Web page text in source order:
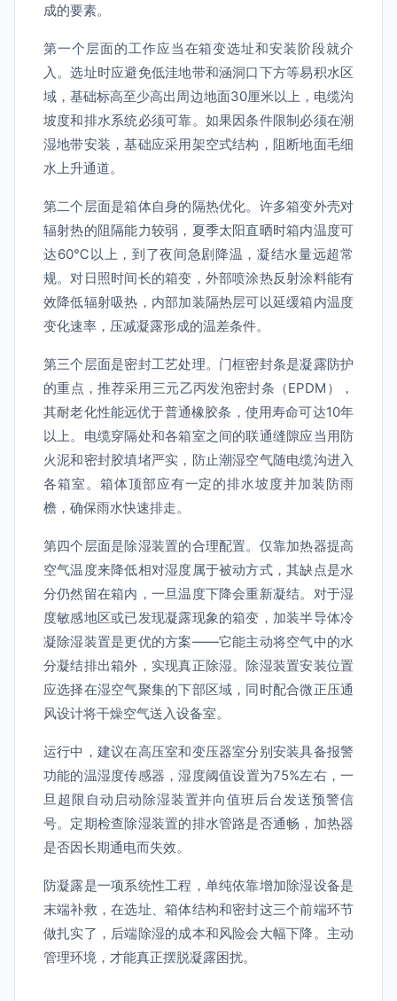
成的要素。
第一个层面的工作应当在箱变选址和安装阶段就介
入。选址时应避免低洼地带和涵洞口下方等易积水区
域，基础标高至少高出周边地面30厘米以上，电缆沟
坡度和排水系统必须可靠。如果因条件限制必须在潮
湿地带安装，基础应采用架空式结构，阻断地面毛细
水上升通道。
第二个层面是箱体自身的隔热优化。许多箱变外壳对
辐射热的阻隔能力较弱，夏季太阳直晒时箱内温度可
达60℃以上，到了夜间急剧降温，凝结水量远超常
规。对日照时间长的箱变，外部喷涂热反射涂料能有
效降低辐射吸热，内部加装隔热层可以延缓箱内温度
变化速率，压减凝露形成的温差条件。
第三个层面是密封工艺处理。门框密封条是凝露防护
的重点，推荐采用三元乙丙发泡密封条（EPDM），
其耐老化性能远优于普通橡胶条，使用寿命可达10年
以上。电缆穿隔处和各箱室之间的联通缝隙应当用防
火泥和密封胶填堵严实，防止潮湿空气随电缆沟进入
各箱室。箱体顶部应有一定的排水坡度并加装防雨
檐，确保雨水快速排走。
第四个层面是除湿装置的合理配置。仅靠加热器提高
空气温度来降低相对湿度属于被动方式，其缺点是水
分仍然留在箱内，一旦温度下降会重新凝结。对于湿
度敏感地区或已发现凝露现象的箱变，加装半导体冷
凝除湿装置是更优的方案——它能主动将空气中的水
分凝结排出箱外，实现真正除湿。除湿装置安装位置
应选择在湿空气聚集的下部区域，同时配合微正压通
风设计将干燥空气送入设备室。
运行中，建议在高压室和变压器室分别安装具备报警
功能的温湿度传感器，湿度阈值设置为75%左右，一
旦超限自动启动除湿装置并向值班后台发送预警信
号。定期检查除湿装置的排水管路是否通畅，加热器
是否因长期通电而失效。
防凝露是一项系统性工程，单纯依靠增加除湿设备是
末端补救，在选址、箱体结构和密封这三个前端环节
做扎实了，后端除湿的成本和风险会大幅下降。主动
管理环境，才能真正摆脱凝露困扰。